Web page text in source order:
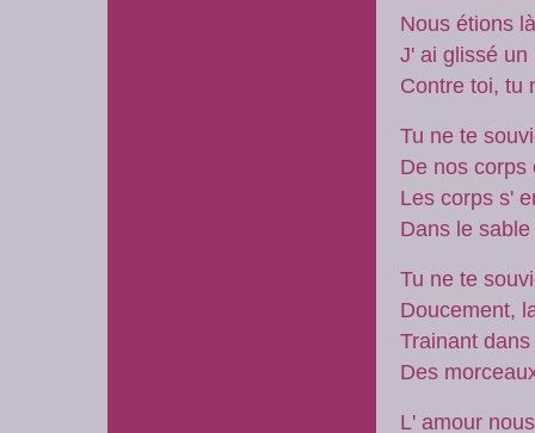
Nous étions
J' ai glissé
Contre toi, tu
Tu ne te
De nos
Les corps s'
Dans le
Tu ne te
Doucement,
Trainant
Des
L' amour